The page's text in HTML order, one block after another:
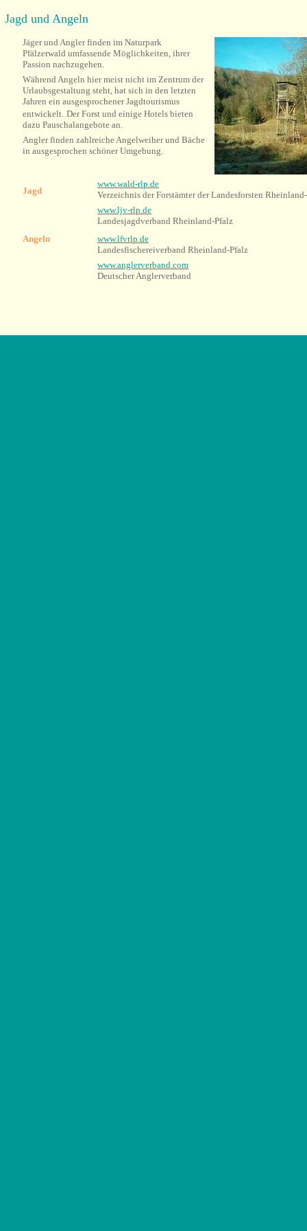
Jagd und Angeln
Jäger und Angler finden im Naturpark
Pfälzerwald umfassende Möglichkeiten, ihrer
Passion nachzugehen.
Während Angeln hier meist nicht im Zentrum der
Urlaubsgestaltung steht, hat sich in den letzten
Jahren ein ausgesprochener Jagdtourismus
entwickelt. Der Forst und einige Hotels bieten
dazu Pauschalangebote an.
Angler finden zahlreiche Angelweiher und Bäche
in ausgesprochen schöner Umgebung.
Jagd
www.wald-rlp.de
Verzeichnis der Forstämter der Landesforsten
www.ljv-rlp.de
Landesjagdverband Rheinland-Pfalz
Angeln
www.lfvrlp.de
Landesfischereiverband Rheinland-Pfalz
www.anglerverband.com
Deutscher Anglerverband